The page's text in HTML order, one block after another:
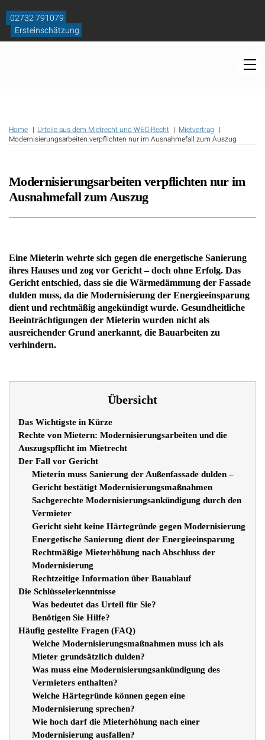
content
02732 791079
Ersteinschätzung
Home Urteile aus dem Mietrecht und WEG-Recht
Mietvertrag
Modernisierungsarbeiten verpflichten nur im Ausnahmefall zum Auszug
Modernisierungsarbeiten verpflichten nur im
Ausnahmefall zum Auszug
Eine Mieterin wehrte sich gegen die energetische Sanierung
ihres Hauses und zog vor Gericht – doch ohne Erfolg. Das
Gericht entschied, dass sie die Wärmedämmung der Fassade
dulden muss, da die Modernisierung der Energieeinsparung
dient und rechtmäßig angekündigt wurde. Gesundheitliche
Beeinträchtigungen der Mieterin wurden nicht als
ausreichender Grund anerkannt, die Bauarbeiten zu
verhindern.
Übersicht
Das Wichtigste in Kürze
Rechte von Mietern: Modernisierungsarbeiten und die
Auszugspflicht im Mietrecht
Der Fall vor Gericht
Mieterin muss Sanierung der Außenfassade dulden –
Gericht bestätigt Modernisierungsmaßnahmen
Sachgerechte Modernisierungsankündigung durch den
Vermieter
Gericht sieht keine Härtegründe gegen Modernisierung
Energetische Sanierung dient der Energieeinsparung
Rechtmäßige Mieterhöhung nach Abschluss der
Modernisierung
Rechtzeitige Information über Bauablauf
Die Schlüsselerkenntnisse
Was bedeutet das Urteil für Sie?
Benötigen Sie Hilfe?
Häufig gestellte Fragen (FAQ)
Welche Modernisierungsmaßnahmen muss ich als
Mieter grundsätzlich dulden?
Was muss eine Modernisierungsankündigung des
Vermieters enthalten?
Welche Härtegründe können gegen eine
Modernisierung sprechen?
Wie hoch darf die Mieterhöhung nach einer
Modernisierung ausfallen?